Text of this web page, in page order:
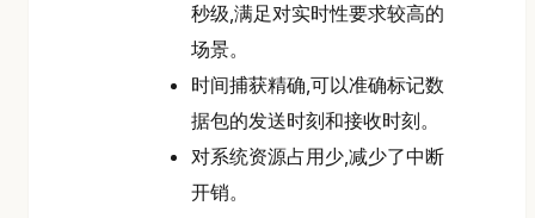
秒级,满足对实时性要求较高的
场景。
时间捕获精确,可以准确标记数
据包的发送时刻和接收时刻。
对系统资源占用少,减少了中断
开销。